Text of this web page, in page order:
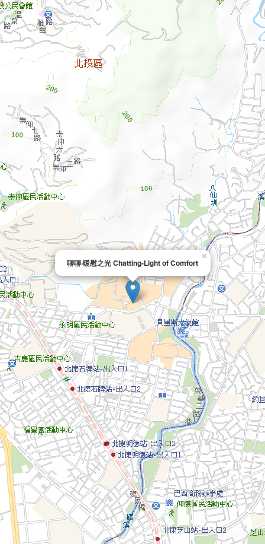
聊聊‧暖慰之光 Chatting-Light of Comfort
×